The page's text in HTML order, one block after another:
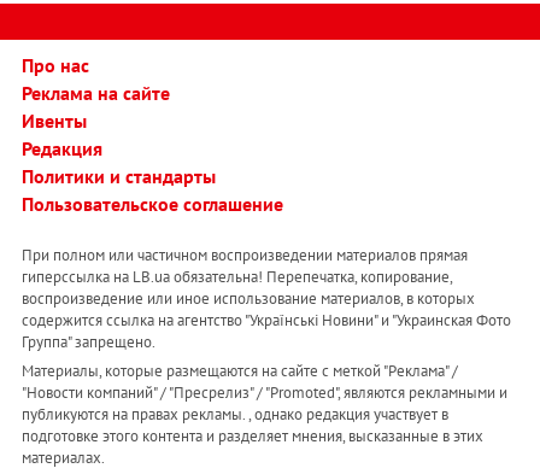
Про нас
Реклама на сайте
Ивенты
Редакция
Политики и стандарты
Пользовательское соглашение
При полном или частичном воспроизведении материалов прямая
гиперссылка на LB.ua обязательна! Перепечатка, копирование,
воспроизведение или иное использование материалов, в которых
содержится ссылка на агентство "Українськi Новини" и "Украинская Фото
Группа" запрещено.
Материалы, которые размещаются на сайте с меткой "Реклама" /
"Новости компаний" / "Пресрелиз" / "Promoted", являются рекламными и
публикуются на правах рекламы. , однако редакция участвует в
подготовке этого контента и разделяет мнения, высказанные в этих
материалах.